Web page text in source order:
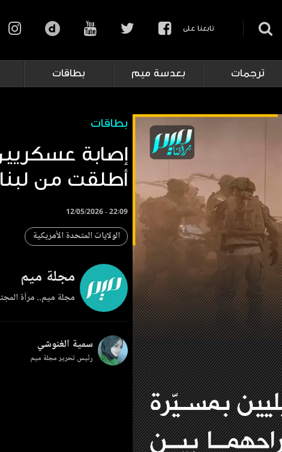
تابعنا على
ترجمات بعدسة ميم بطاقات
بطاقات
إصابة
أطلقت من
12/05/2026 - 22:09
الولايات المتحدة الأمريكية
مجلة ميم
مجلة ميم.. مرآة
سمية الغنوشي
رئيس تحرير مجلة ميم